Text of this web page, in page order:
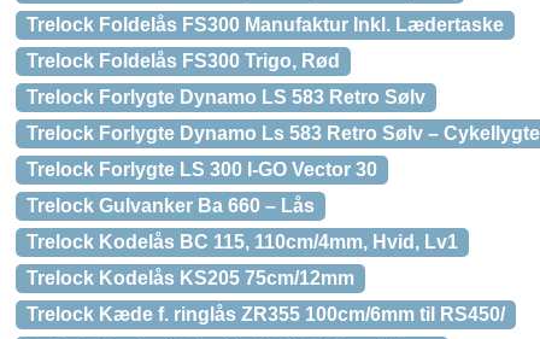
Trelock Foldelås FS300 Manufaktur Inkl. Lædertaske
Trelock Foldelås FS300 Trigo, Rød
Trelock Forlygte Dynamo LS 583 Retro Sølv
Trelock Forlygte Dynamo Ls 583 Retro Sølv – Cykellygte
Trelock Forlygte LS 300 I-GO Vector 30
Trelock Gulvanker Ba 660 – Lås
Trelock Kodelås BC 115, 110cm/4mm, Hvid, Lv1
Trelock Kodelås KS205 75cm/12mm
Trelock Kæde f. ringlås ZR355 100cm/6mm til RS450/